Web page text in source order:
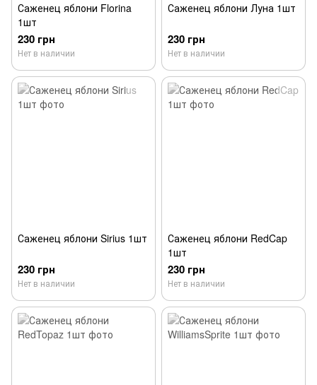
Саженец яблони Florina
1шт
230 грн
Нет в наличии
Саженец яблони Луна 1шт
230 грн
Нет в наличии
Саженец яблони Sirius 1шт
230 грн
Нет в наличии
Саженец яблони RedCap
1шт
230 грн
Нет в наличии